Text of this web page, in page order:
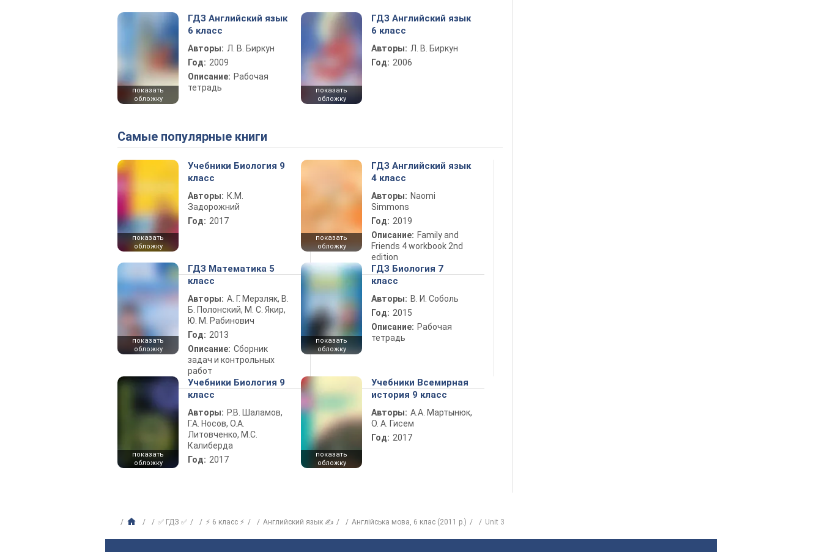
показать
обложку
ГДЗ Английский язык
6 класс
Авторы: Л. В. Биркун
Год: 2009
Описание: Рабочая
тетрадь
показать
обложку
ГДЗ Английский язык
6 класс
Авторы: Л. В. Биркун
Год: 2006
Самые популярные книги
показать
обложку
Учебники Биология 9
класс
Авторы: К.М.
Задорожний
Год: 2017
показать
обложку
ГДЗ Английский язык
4 класс
Авторы: Naomi
Simmons
Год: 2019
Описание: Family and
Friends 4 workbook 2nd
edition
показать
обложку
ГДЗ Математика 5
класс
Авторы: А. Г. Мерзляк, В.
Б. Полонский, М. С. Якир,
Ю. М. Рабинович
Год: 2013
Описание: Сборник
задач и контрольных
работ
показать
обложку
ГДЗ Биология 7
класс
Авторы: В. И. Соболь
Год: 2015
Описание: Рабочая
тетрадь
показать
обложку
Учебники Биология 9
класс
Авторы: Р.В. Шаламов,
Г.А. Носов, О.А.
Литовченко, М.С.
Калиберда
Год: 2017
показать
обложку
Учебники Всемирная
история 9 класс
Авторы: А.А. Мартынюк,
О. А. Гисем
Год: 2017
✅ ГДЗ ✅ ⚡ 6 класс ⚡ Английский язык ✍ Англійська мова, 6 клас (2011 р.) Unit 3